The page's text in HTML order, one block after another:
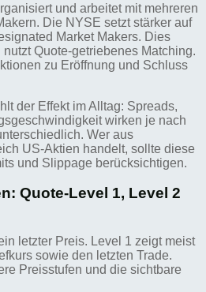
und arbeitet mit mehreren
Die NYSE setzt stärker auf
Market Makers. Dies
Quote-getriebenes Matching.
zu Eröffnung und Schluss
der Effekt im Alltag: Spreads,
wirken je nach
Wer aus
US-Aktien handelt, sollte diese
und Slippage berücksichtigen.
Quote-Level 1, Level 2
letzter Preis. Level 1 zeigt meist
sowie den letzten Trade.
Preisstufen und die sichtbare